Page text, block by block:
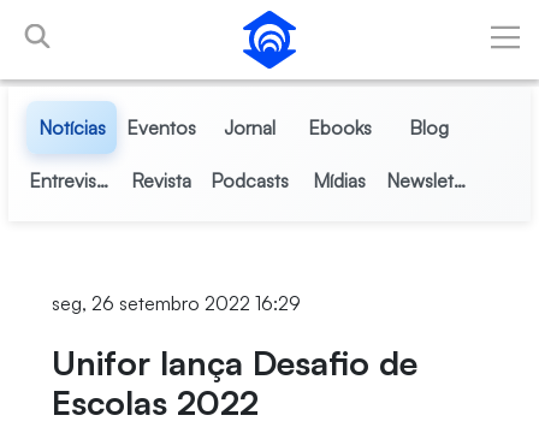
Pular para o Conteúdo principal
Notícias Eventos Jornal Ebooks Blog
Entrevistas Revista Podcasts Mídias Newsletter
seg, 26 setembro 2022 16:29
Unifor lança Desafio de
Escolas 2022